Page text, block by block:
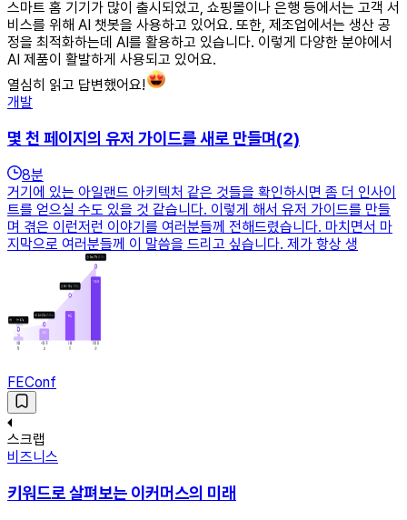
스마트 홈 기기가 많이 출시되었고, 쇼핑몰이나 은행 등에서는 고객 서
비스를 위해 AI 챗봇을 사용하고 있어요. 또한, 제조업에서는 생산 공
정을 최적화하는데 AI를 활용하고 있습니다. 이렇게 다양한 분야에서
AI 제품이 활발하게 사용되고 있어요.
열심히 읽고 답변했어요!
개발
몇 천 페이지의 유저 가이드를 새로 만들며(2)
8분
거기에 있는 아일랜드 아키텍처 같은 것들을 확인하시면 좀 더 인사이
트를 얻으실 수도 있을 것 같습니다. 이렇게 해서 유저 가이드를 만들
며 겪은 이런저런 이야기를 여러분들께 전해드렸습니다. 마치면서 마
지막으로 여러분들께 이 말씀을 드리고 싶습니다. 제가 항상 생
FEConf
스크랩
비즈니스
키워드로 살펴보는 이커머스의 미래